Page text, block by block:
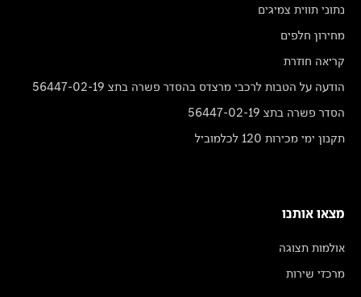
נתוני תווית צמיגים
מחירון חלפים
קריאה חוזרת
הודעה על הטבות לרכבי מרצדס בהסדר פשרה בתצ 56447-02-19
הסדר פשרה בתצ 56447-02-19
תקנון ימי מכירות 120 לכלמוביל
מצאו אותנו
אולמות תצוגה
מרכזי שירות